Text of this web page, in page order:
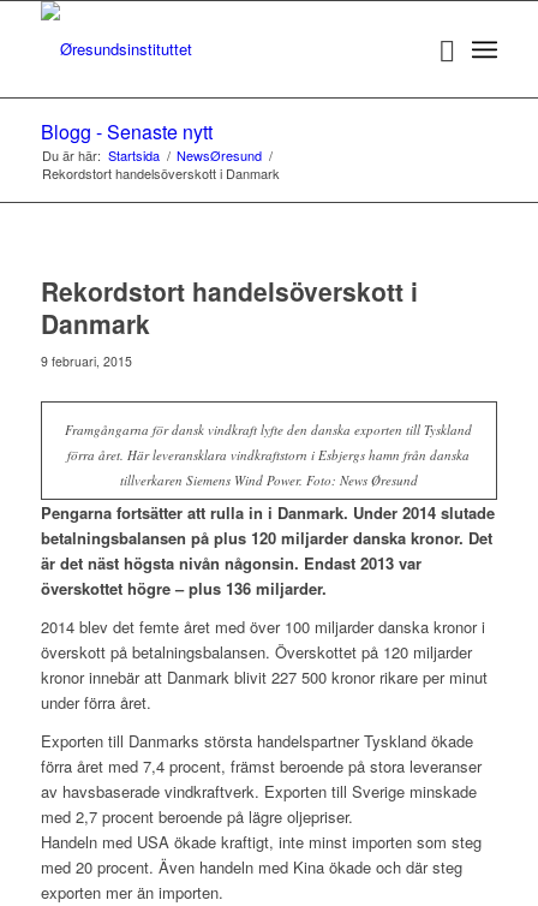
Blogg - Senaste nytt
Du är här: Startsida / NewsØresund /
Rekordstort handelsöverskott i Danmark
Rekordstort handelsöverskott i
Danmark
9 februari, 2015
Framgångarna för dansk vindkraft lyfte den danska exporten till Tyskland
förra året. Här leveransklara vindkraftstorn i Esbjergs hamn från danska
tillverkaren Siemens Wind Power. Foto: News Øresund
Pengarna fortsätter att rulla in i Danmark. Under 2014 slutade
betalningsbalansen på plus 120 miljarder danska kronor. Det
är det näst högsta nivån någonsin. Endast 2013 var
överskottet högre – plus 136 miljarder.
2014 blev det femte året med över 100 miljarder danska kronor i
överskott på betalningsbalansen. Överskottet på 120 miljarder
kronor innebär att Danmark blivit 227 500 kronor rikare per minut
under förra året.
Exporten till Danmarks största handelspartner Tyskland ökade
förra året med 7,4 procent, främst beroende på stora leveranser
av havsbaserade vindkraftverk. Exporten till Sverige minskade
med 2,7 procent beroende på lägre oljepriser.
Handeln med USA ökade kraftigt, inte minst importen som steg
med 20 procent. Även handeln med Kina ökade och där steg
exporten mer än importen.